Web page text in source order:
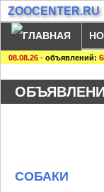
ZOOCENTER.RU
08.08.26 - объявлений:
СОБАКИ